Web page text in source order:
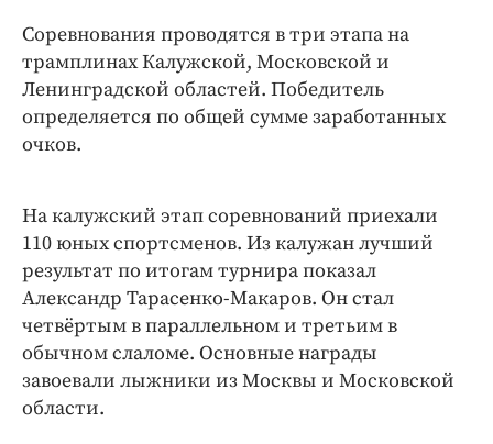
Соревнования проводятся в три этапа на
трамплинах Калужской, Московской и
Ленинградской областей. Победитель
определяется по общей сумме заработанных
очков.
На калужский этап соревнований приехали
110 юных спортсменов. Из калужан лучший
результат по итогам турнира показал
Александр Тарасенко-Макаров. Он стал
четвёртым в параллельном и третьим в
обычном слаломе. Основные награды
завоевали лыжники из Москвы и Московской
области.